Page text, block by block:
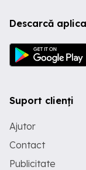
Descarcă
Suport clienți
Ajutor
Contact
Publicitate